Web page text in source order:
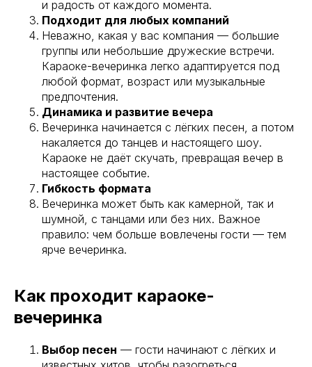
и радость от каждого момента.
Подходит для любых компаний
Неважно, какая у вас компания — большие
группы или небольшие дружеские встречи.
Караоке-вечеринка легко адаптируется под
любой формат, возраст или музыкальные
предпочтения.
Динамика и развитие вечера
Вечеринка начинается с лёгких песен, а потом
накаляется до танцев и настоящего шоу.
Караоке не даёт скучать, превращая вечер в
настоящее событие.
Гибкость формата
Вечеринка может быть как камерной, так и
шумной, с танцами или без них. Важное
правило: чем больше вовлечены гости — тем
ярче вечеринка.
Как проходит караоке-
вечеринка
Выбор песен — гости начинают с лёгких и